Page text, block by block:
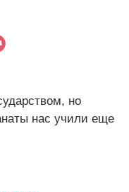
но
нас учили еще